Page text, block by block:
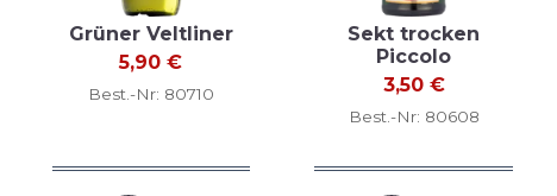
Grüner Veltliner
5,90€
Best.-Nr: 80710
Sekt trocken
Piccolo
3,50 €
Best.-Nr: 80608